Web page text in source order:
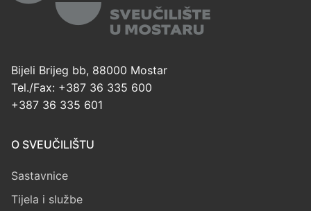
Bijeli Brijeg bb, 88000 Mostar
Tel./Fax: +387 36 335 600
+387 36 335 601
O SVEUČILIŠTU
Sastavnice
Tijela i službe